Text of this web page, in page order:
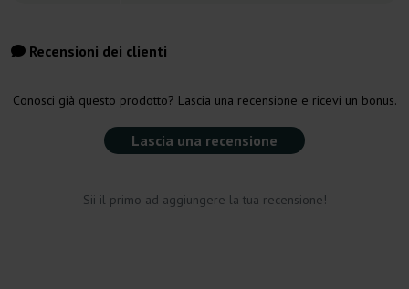
Recensioni dei clienti
Conosci già questo prodotto? Lascia una recensione e ricevi un bonus.
Lascia una recensione
Sii il primo ad aggiungere la tua recensione!